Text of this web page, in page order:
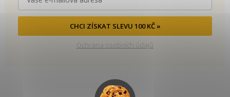
CHCI ZÍSKAT SLEVU 100 KČ »
Ochrana osobních údajů